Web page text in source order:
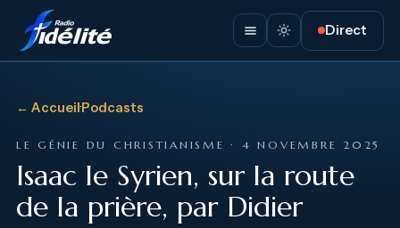
Direct
← Accueil·Podcasts
LE GÉNIE DU CHRISTIANISME · 4 NOVEMBRE 2025
Isaac le Syrien, sur la route
de la prière, par Didier